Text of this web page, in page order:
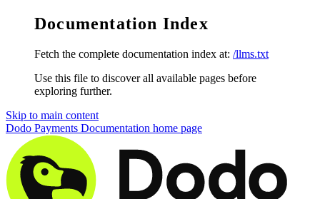
Documentation Index
Fetch the complete documentation index at: /llms.txt
Use this file to discover all available pages before
exploring further.
Skip to main content
Dodo Payments Documentation home page